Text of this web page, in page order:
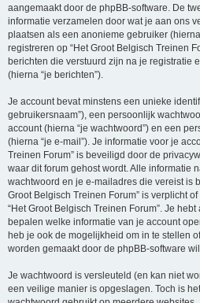
aangemaakt door de phpBB-software. De
informatie verzamelen door wat je aan ons
plaatsen als een anonieme gebruiker
registreren op “Het Groot Belgisch Treinen
berichten die verstuurd zijn na je registratie
(hierna “je berichten”).
Je account bevat minstens een unieke
gebruikersnaam”), een persoonlijk
account (hierna “je wachtwoord”) en een
(hierna “je e-mail”). Je informatie voor je
Treinen Forum” is beveiligd door de
waar dit forum gehost wordt. Alle informatie
wachtwoord en je e-mailadres die vereist is
Groot Belgisch Treinen Forum” is verplicht
“Het Groot Belgisch Treinen Forum”. Je
bepalen welke informatie van je account
heb je ook de mogelijkheid om in te stellen
worden gemaakt door de phpBB-software
Je wachtwoord is versleuteld (en kan niet
een veilige manier is opgeslagen. Toch is